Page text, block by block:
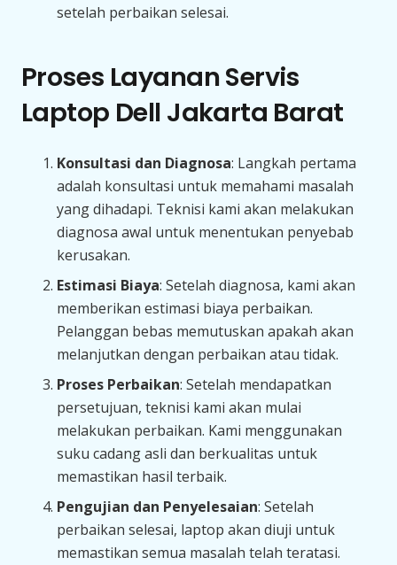
setelah perbaikan selesai.
Proses Layanan Servis
Laptop Dell Jakarta Barat
Konsultasi dan Diagnosa: Langkah pertama
adalah konsultasi untuk memahami masalah
yang dihadapi. Teknisi kami akan melakukan
diagnosa awal untuk menentukan penyebab
kerusakan.
Estimasi Biaya: Setelah diagnosa, kami akan
memberikan estimasi biaya perbaikan.
Pelanggan bebas memutuskan apakah akan
melanjutkan dengan perbaikan atau tidak.
Proses Perbaikan: Setelah mendapatkan
persetujuan, teknisi kami akan mulai
melakukan perbaikan. Kami menggunakan
suku cadang asli dan berkualitas untuk
memastikan hasil terbaik.
Pengujian dan Penyelesaian: Setelah
perbaikan selesai, laptop akan diuji untuk
memastikan semua masalah telah teratasi.